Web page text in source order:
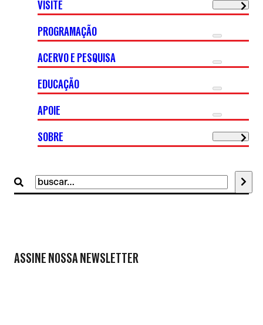
Buscar
por:
VISITE
PROGRAMAÇÃO
ACERVO E PESQUISA
EDUCAÇÃO
APOIE
SOBRE
ASSINE NOSSA NEWSLETTER